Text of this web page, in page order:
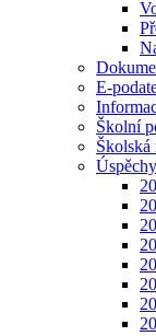
E-
Školní
Školská